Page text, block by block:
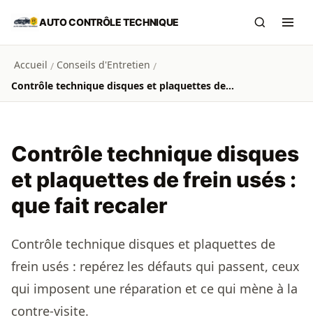
Aller au contenu principal
AUTO CONTRÔLE TECHNIQUE
Accueil / Conseils d'Entretien /
Contrôle technique disques et plaquettes de frein usés : que fait recaler
Contrôle technique disques
et plaquettes de frein usés :
que fait recaler
Contrôle technique disques et plaquettes de
frein usés : repérez les défauts qui passent, ceux
qui imposent une réparation et ce qui mène à la
contre-visite.